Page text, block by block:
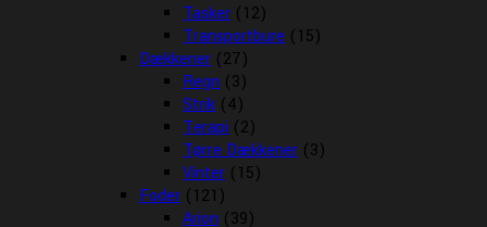
Tasker (12)
Transportbure (15)
Dækkener (27)
Regn (3)
Strik (4)
Terapi (2)
Tørre Dækkener (3)
Vinter (15)
Foder (121)
Arion (39)